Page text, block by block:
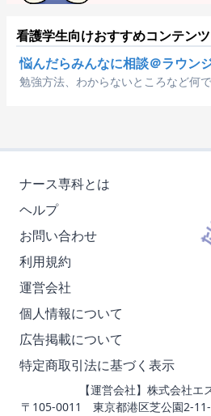
看護学生向けおすすめコンテンツ
悩んだらみんなに相談＠ラウン
勉強方法、わからないところなど何
ナース専科とは
ヘルプ
お問い合わせ
利用規約
運営会社
個人情報について
広告掲載について
特定商取引法に基づく表示
【運営会社】株式会社エ
〒105-0011 東京都港区芝公園2-